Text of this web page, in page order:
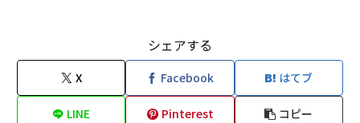
シェアする
X Facebook はてブ
LINE Pinterest コピー